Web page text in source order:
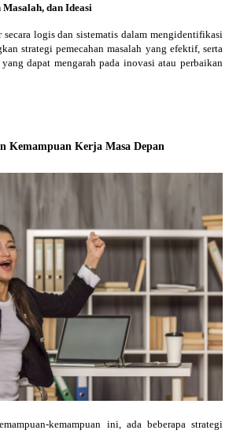
Masalah, dan Ideasi
logis dan sistematis dalam mengidentifikasi
strategi pemecahan masalah yang efektif, serta
dapat mengarah pada inovasi atau perbaikan
Kemampuan Kerja Masa Depan
kemampuan ini, ada beberapa strategi